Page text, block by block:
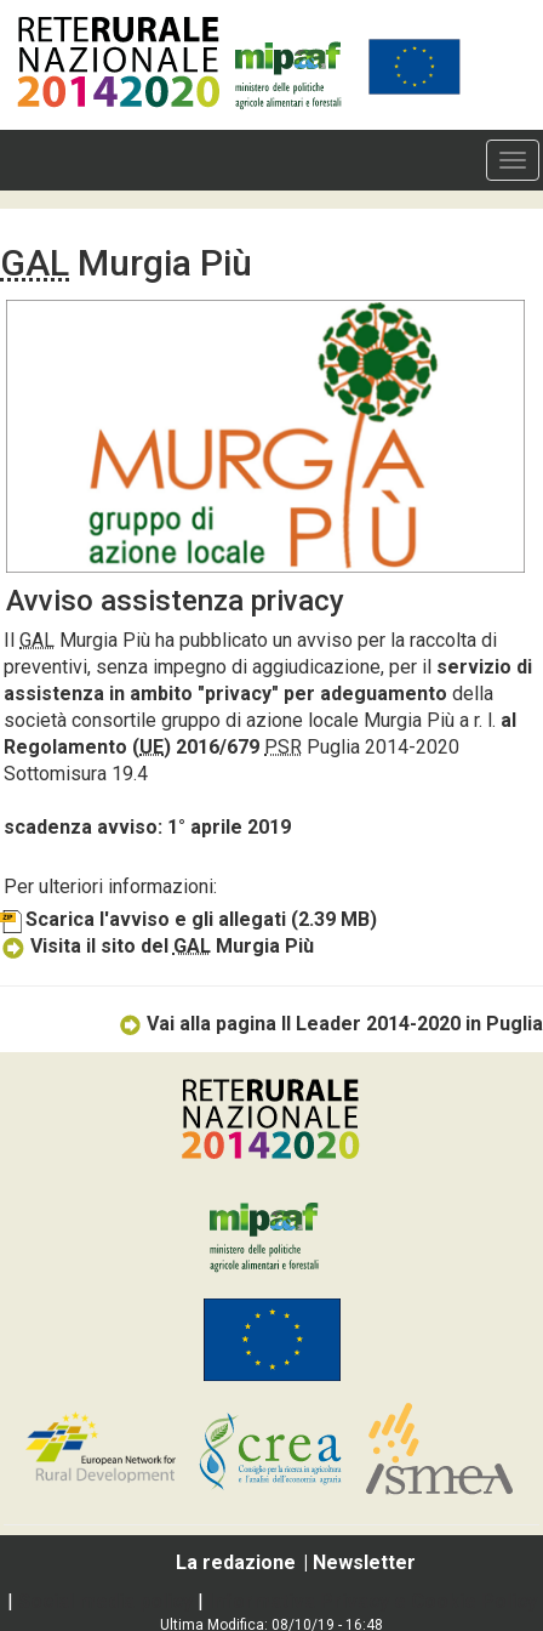
GAL Murgia Più
Avviso assistenza privacy
GAL Murgia Più ha pubblicato un avviso per la raccolta di
preventivi, senza impegno di aggiudicazione, per il servizio di
assistenza in ambito "privacy" per adeguamento della
società consortile gruppo di azione locale Murgia Più a r. l. al
Regolamento (UE) 2016/679 PSR Puglia 2014-2020
Sottomisura 19.4
scadenza avviso: 1° aprile 2019
Per ulteriori informazioni:
Scarica l'avviso e gli allegati (2.39 MB)
Visita il sito del GALMurgia Più
Vai alla pagina Il Leader 2014-2020 in Puglia
La redazione
Newsletter
Ultima Modifica: 08/10/19 - 16:48